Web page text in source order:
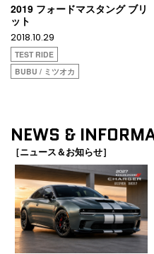
2019 フォードマスタング ブリ
ット
2018.10.29
TEST RIDE
BUBU / ミツオカ
NEWS &
［ニュース＆お知らせ］